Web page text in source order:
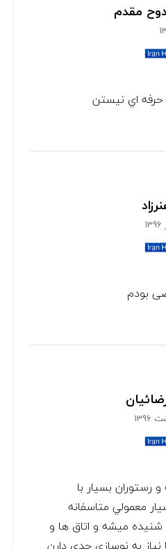
مقدم
حرفه اي نيستن
بودم
رستوران بسيار با
معمولي متاسفانه
شنيده ميشه و اتاق ها و